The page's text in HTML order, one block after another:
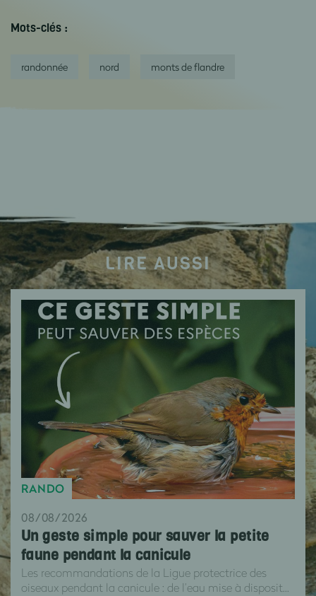
Mots-clés :
randonnée nord monts de flandre
LIRE AUSSI
RANDO
08/08/2026
Un geste simple pour sauver la petite
faune pendant la canicule
Les recommandations de la Ligue protectrice des
oiseaux pendant la canicule : de l’eau mise à disposit...